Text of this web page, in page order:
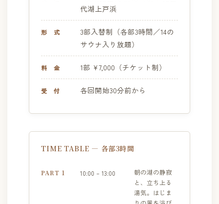
代湖上戸浜
形 式
3部入替制（各部3時間／14の
サウナ入り放題）
料 金 1部 ¥7,000（チケット制）
受 付 各回開始30分前から
TIME TABLE — 各部3時間
PART 1 10:00 – 13:00
朝の湖の静寂
と、立ち上る
湯気。はじま